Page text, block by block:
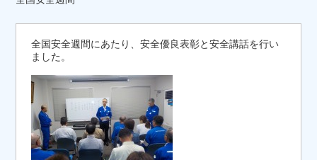
全国安全週間にあたり、安全優良表彰と安全講話を行い
ました。